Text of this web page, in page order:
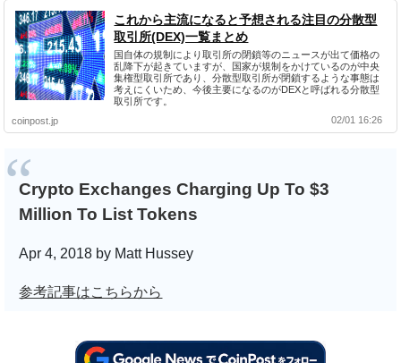
これから主流になると予想される注目の分散型
取引所(DEX)一覧まとめ
国自体の規制により取引所の閉鎖等のニュースが出て価格の
乱降下が起きていますが、国家が規制をかけているのが中央
集権型取引所であり、分散型取引所が閉鎖するような事態は
考えにくいため、今後主要になるのがDEXと呼ばれる分散型
取引所です。
coinpost.jp
02/01 16:26
Crypto Exchanges Charging Up To $3
Million To List Tokens
Apr 4, 2018 by Matt Hussey
参考記事はこちらから